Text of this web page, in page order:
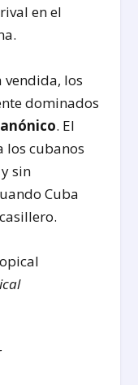
en el
los
dominados
. El
los cubanos
sin
Cuba